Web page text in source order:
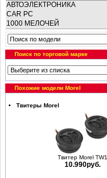
АВТОЭЛЕКТРОНИКА
CAR PC
1000 МЕЛОЧЕЙ
Поиск по торговой марке
Похожие модели Morel
Твитеры Morel
Твитер Morel TW1
10.990руб.